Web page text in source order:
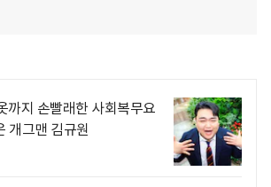
까지 손빨래한 사회복무요
개그맨 김규원